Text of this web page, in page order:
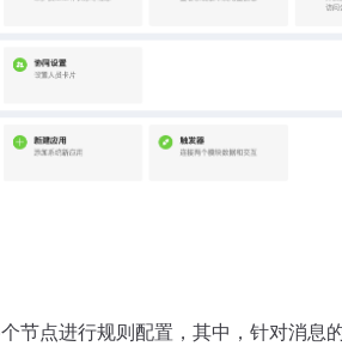
节点进行规则配置，其中，针对消息